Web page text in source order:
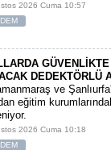
2026 Cuma 10:57
DEDEKTÖRLÜ
ve
eğitim
2026 Cuma 10:18